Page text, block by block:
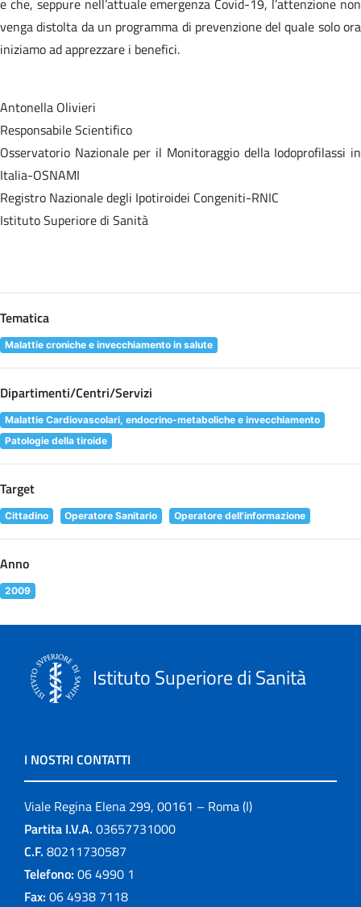
venga distolta da un programma di prevenzione del quale solo ora
iniziamo ad apprezzare i benefici.
Antonella Olivieri
Responsabile Scientifico
Osservatorio Nazionale per il Monitoraggio della Iodoprofilassi in
Italia-OSNAMI
Registro Nazionale degli Ipotiroidei Congeniti-RNIC
Istituto Superiore di Sanità
Tematica
Malattie croniche e invecchiamento in salute
Dipartimenti/Centri/Servizi
Malattie Cardiovascolari, endocrino-metaboliche e invecchiamento
Patologie della tiroide
Target
Cittadino Operatore Sanitario Operatore dell'informazione
Anno
2009
Istituto Superiore di Sanità
I NOSTRI CONTATTI
Viale Regina Elena 299, 00161 – Roma (I)
Partita I.V.A. 03657731000
C.F. 80211730587
Telefono: 06 4990 1
Fax: 06 4938 7118